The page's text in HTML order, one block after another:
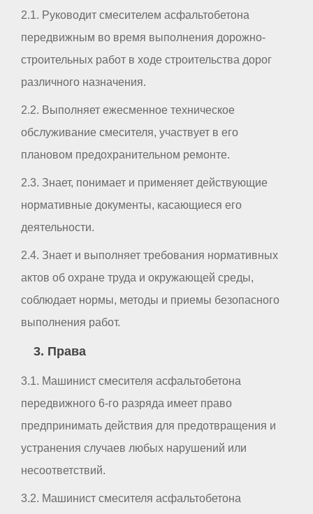
2.1. Руководит смесителем асфальтобетона
передвижным во время выполнения дорожно-
строительных работ в ходе строительства дорог
различного назначения.
2.2. Выполняет ежесменное техническое
обслуживание смесителя, участвует в его
плановом предохранительном ремонте.
2.3. Знает, понимает и применяет действующие
нормативные документы, касающиеся его
деятельности.
2.4. Знает и выполняет требования нормативных
актов об охране труда и окружающей среды,
соблюдает нормы, методы и приемы безопасного
выполнения работ.
3. Права
3.1. Машинист смесителя асфальтобетона
передвижного 6-го разряда имеет право
предпринимать действия для предотвращения и
устранения случаев любых нарушений или
несоответствий.
3.2. Машинист смесителя асфальтобетона